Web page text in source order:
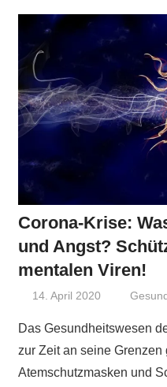
Corona-Krise:
und Angst?
mentalen Viren!
14. April 2020 Niki
Das Gesundheitswesen
zur Zeit an seine
Atemschutzmasken und